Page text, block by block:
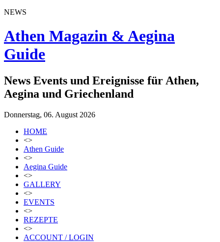
NEWS
Athen Magazin & Aegina
Guide
News Events und Ereignisse für Athen,
Aegina und Griechenland
Donnerstag, 06. August 2026
HOME
<>
Athen Guide
<>
Aegina Guide
<>
GALLERY
<>
EVENTS
<>
REZEPTE
<>
ACCOUNT / LOGIN